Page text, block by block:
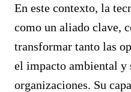
En este contexto, la
como un aliado clave,
transformar tanto las
el impacto ambiental y
organizaciones. Su